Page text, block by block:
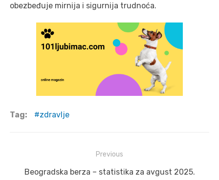
obezbeđuje mirnija i sigurnija trudnoća.
Tag: zdravlje
navigation
Previous
Previous
Beogradska berza – statistika za avgust 2025.